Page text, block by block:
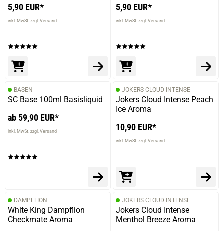
5,90 EUR*
inkl. MwSt. zzgl. Versand
5,90 EUR*
inkl. MwSt. zzgl. Versand
BASEN
SC Base 100ml Basisliquid
ab 59,90 EUR*
inkl. MwSt. zzgl. Versand
JOKERS CLOUD INTENSE
Jokers Cloud Intense Peach
Ice Aroma
10,90 EUR*
inkl. MwSt. zzgl. Versand
DAMPFLION
White King Dampflion
Checkmate Aroma
JOKERS CLOUD INTENSE
Jokers Cloud Intense
Menthol Breeze Aroma